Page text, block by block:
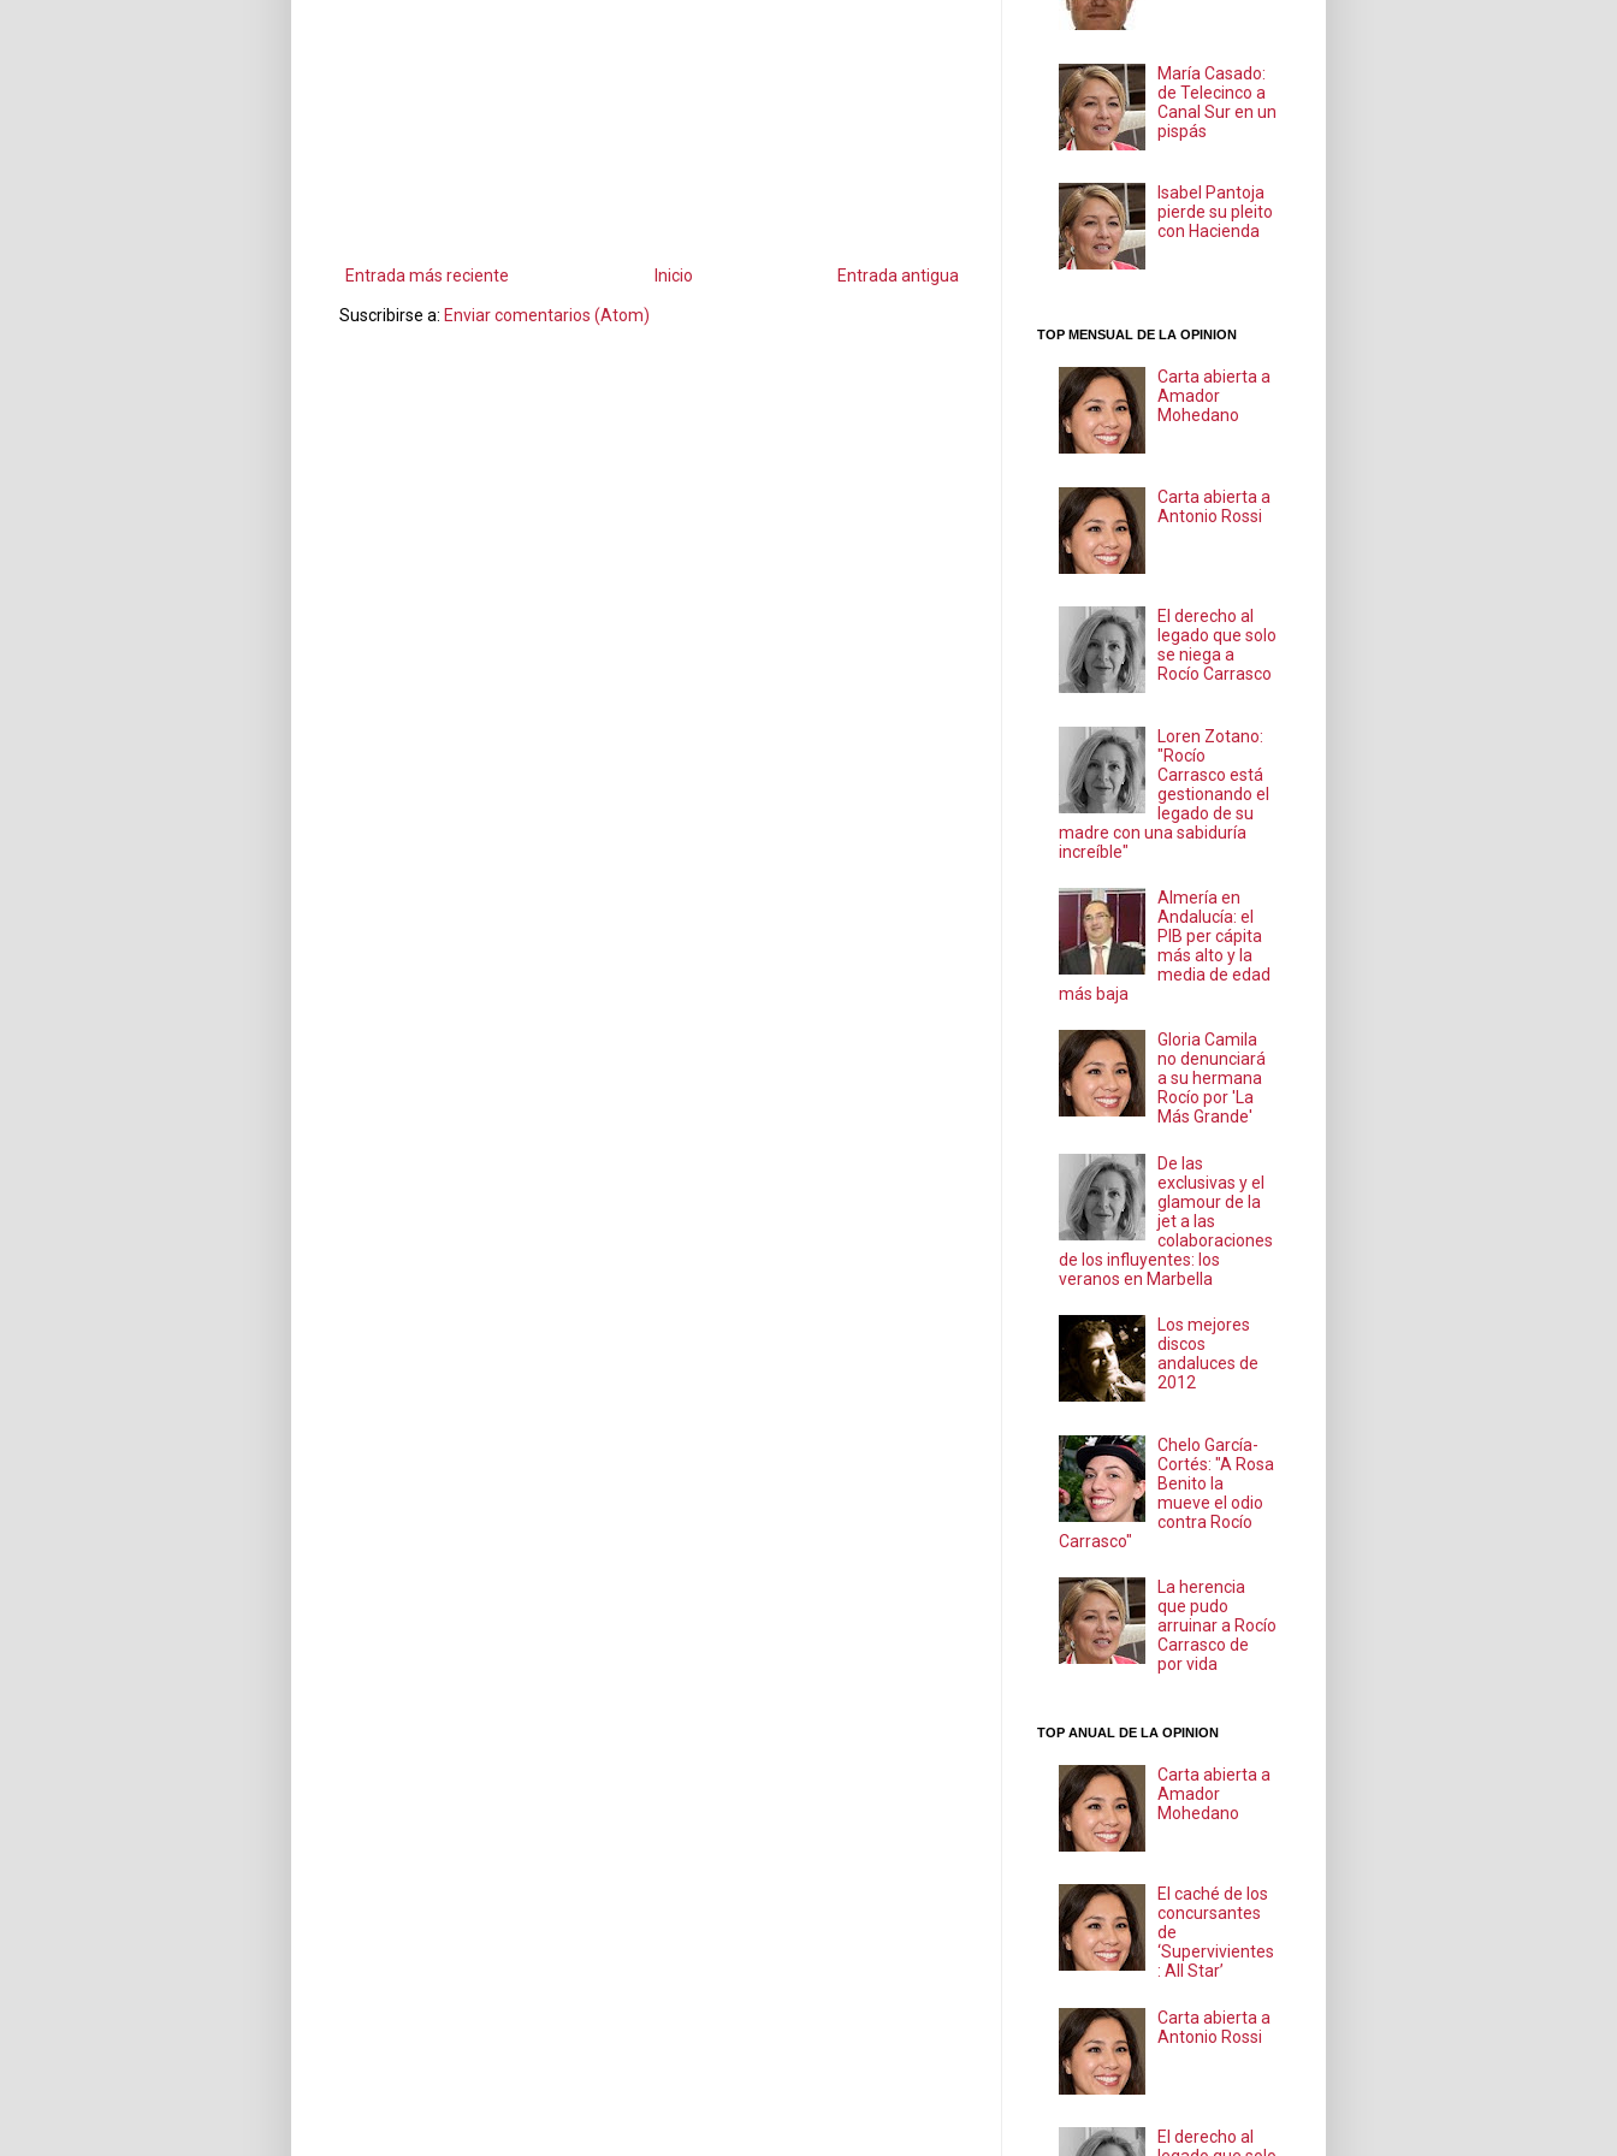
Entrada más reciente Entrada antigua
Inicio
Suscribirse a: Enviar comentarios (Atom)
María Casado:
de Telecinco a
Canal Sur en un
pispás
Isabel Pantoja
pierde su pleito
con Hacienda
TOP MENSUAL DE LA OPINION
Carta abierta a
Amador
Mohedano
Carta abierta a
Antonio Rossi
El derecho al
legado que solo
se niega a
Rocío Carrasco
Loren Zotano:
"Rocío
Carrasco está
gestionando el
legado de su
madre con una sabiduría
increíble"
Almería en
Andalucía: el
PIB per cápita
más alto y la
media de edad
más baja
Gloria Camila
no denunciará
a su hermana
Rocío por 'La
Más Grande'
De las
exclusivas y el
glamour de la
jet a las
colaboraciones
de los influyentes: los
veranos en Marbella
Los mejores
discos
andaluces de
2012
Chelo García-
Cortés: "A Rosa
Benito la
mueve el odio
contra Rocío
Carrasco"
La herencia
que pudo
arruinar a Rocío
Carrasco de
por vida
TOP ANUAL DE LA OPINION
Carta abierta a
Amador
Mohedano
El caché de los
concursantes
de
‘Supervivientes
: All Star’
Carta abierta a
Antonio Rossi
El derecho al